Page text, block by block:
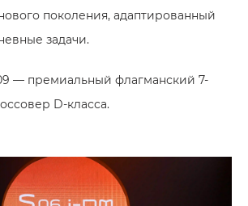
поколения, адаптированный
задачи.
— премиальный флагманский 7-
D-класса.